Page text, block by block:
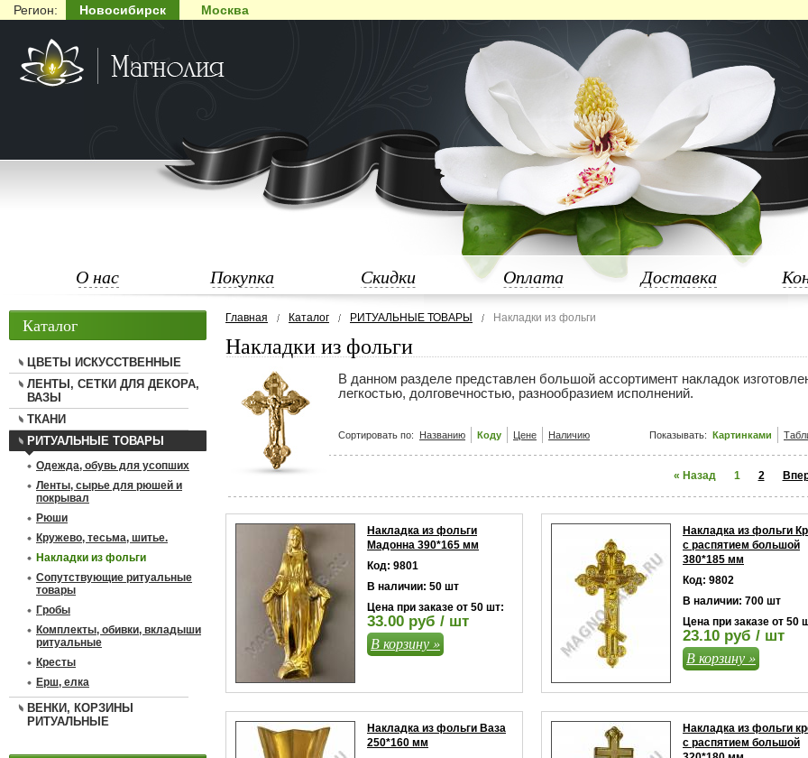
Регион: Новосибирск Москва
О нас Покупка Скидки Оплата Доставка
Главная Каталог РИТУАЛЬНЫЕ ТОВАРЫ Накладки из фольги
Накладки из фольги
В данном разделе представлен большой ассортимент накладок
легкостью, долговечностью, разнообразием исполнений.
Сортировать по: Названию Коду Цене Наличию Показывать: Картинками
« Назад 1 2
Накладка из фольги
Мадонна 390*165 мм
Код: 9801
В наличии: 50 шт
Цена при заказе от 50 шт:
33.00 руб / шт
В корзину »
Накладка из фольги
с распятием большой
380*185 мм
Код: 9802
В наличии: 700 шт
Цена при заказе от 50
23.10 руб / шт
В корзину »
Накладка из фольги Ваза
250*160 мм
Накладка из фольги
с распятием большой
Каталог
ЦВЕТЫ ИСКУССТВЕННЫЕ
ЛЕНТЫ, СЕТКИ ДЛЯ ДЕКОРА,
ВАЗЫ
ТКАНИ
РИТУАЛЬНЫЕ ТОВАРЫ
Одежда, обувь для усопших
Ленты, сырье для рюшей и
покрывал
Рюши
Кружево, тесьма, шитье.
Накладки из фольги
Сопутствующие ритуальные
товары
Гробы
Комплекты, обивки, вкладыши
ритуальные
Кресты
Ерш, елка
ВЕНКИ, КОРЗИНЫ
РИТУАЛЬНЫЕ